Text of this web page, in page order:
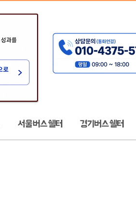
서울버스쉘터 경기버스쉘터